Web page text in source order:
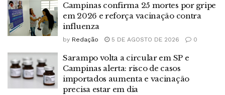
Campinas confirma 25 mortes por gripe
em 2026 e reforça vacinação contra
influenza
by Redação 5 DE AGOSTO DE 2026 0
Sarampo volta a circular em SP e
Campinas alerta: risco de casos
importados aumenta e vacinação
precisa estar em dia